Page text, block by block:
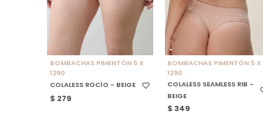
SELECCIONAR TALLE
BOMBACHAS PIMENTÓN 5 X
1290
COLALESS ROCÍO - BEIGE
$ 279
SELECCIONAR TALLE
BOMBACHAS PIMENTÓN 5 X
1290
COLALESS SEAMLESS RIB -
BEIGE
$ 349